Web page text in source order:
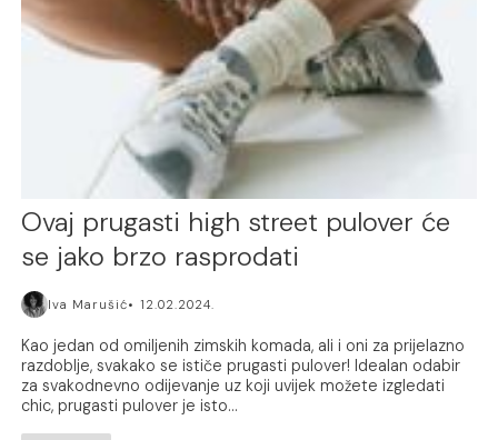
Ovaj prugasti high street pulover će
se jako brzo rasprodati
Iva Marušić 12.02.2024.
Kao jedan od omiljenih zimskih komada, ali i oni za prijelazno
razdoblje, svakako se ističe prugasti pulover! Idealan odabir
za svakodnevno odijevanje uz koji uvijek možete izgledati
chic, prugasti pulover je isto...